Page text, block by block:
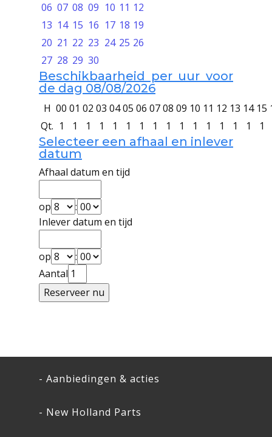
06 07 08 09 10 11 12
13 14 15 16 17 18 19
20 21 22 23 24 25 26
27 28 29 30
Beschikbaarheid per uur voor
de dag 08/08/2026
H 00 01 02 03 0405 06 0708 09 10 11 12 13 14 15
Qt. 1 1 1 1 1 1 1 1 1 1 1 1 1 1 1 1
Selecteer een afhaal en inlever
datum
Afhaal datum en tijd
op
:
Inlever datum en tijd
op
:
Aantal
- Aanbiedingen & acties
- New Holland Parts